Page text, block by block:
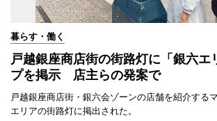
暮らす・働く
戸越銀座商店街の街路灯に「銀六エ
プを掲示 店主らの発案で
戸越銀座商店街・銀六会ゾーンの店舗を紹介する
エリアの街路灯に掲出された。